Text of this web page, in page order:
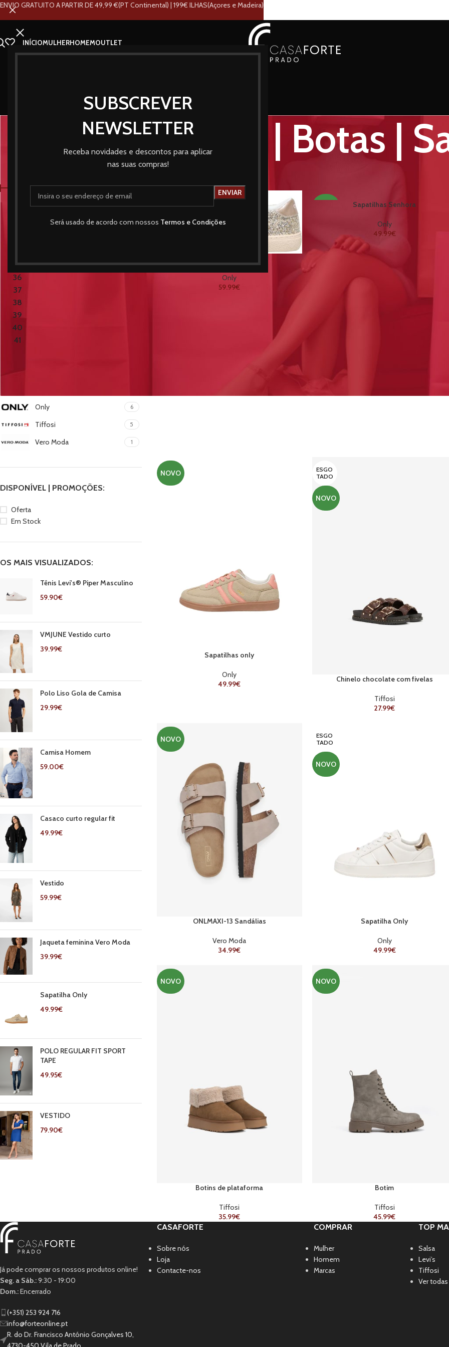
SUBSCREVER
NEWSLETTER
Receba novidades e descontos para aplicar
nas suas compras!
Será usado de acordo com nossos Termos e Condições
INÍCIOMULHERHOMEMOUTLET
Sapatilhas | Botas |
36
37
38
39
40
41
Only 6
Tiffosi 5
Vero Moda 1
DISPONÍVEL | PROMOÇÕES:
Oferta
Em Stock
OS MAIS VISUALIZADOS:
Tênis Levi's® Piper Masculino
59.90€
VMJUNE Vestido curto
39.99€
Polo Liso Gola de Camisa
29.99€
Camisa Homem
59.00€
Casaco curto regular fit
49.99€
Vestido
59.99€
Jaqueta feminina Vero Moda
39.99€
Sapatilha Only
49.99€
POLO REGULAR FIT SPORT
TAPE
49.95€
VESTIDO
79.90€
Início
NOVO
Only
59.99€
Sapatilhas Senhora
Only
49.99€
NOVO
Sapatilhas only
Only
49.99€
ESGO
TADO
NOVO
Chinelo chocolate com fivelas
Tiffosi
27.99€
NOVO
ONLMAXI-13 Sandálias
Vero Moda
34.99€
ESGO
TADO
NOVO
Sapatilha Only
Only
49.99€
NOVO
Botins de plataforma
Tiffosi
35.99€
NOVO
Botim
Tiffosi
45.99€
Já pode comprar os nossos produtos online!
Seg. a Sáb.:9:30 - 19:00
Dom.:Encerrado
(+351) 253 924 716
info@forteonline.pt
R. do Dr. Francisco António Gonçalves 10,
CASAFORTE
Sobre nós
Loja
Contacte-nos
COMPRAR
Mulher
Homem
Marcas
TOP
Salsa
Levi’s
Tiffosi
Ver todas
ENVIO GRATUITO A PARTIR DE 49,99 €(PT Continental) | 199€ ILHAS(Açores e Madeira)